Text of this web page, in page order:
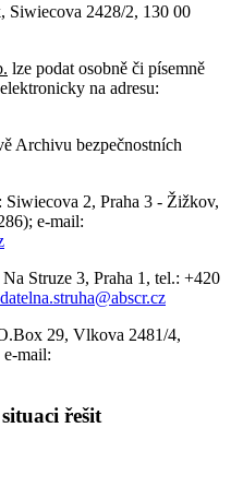
Siwiecova 2428/2, 130 00
lze podat osobně či písemně
na adresu:
Archivu bezpečnostních
Siwiecova 2, Praha 3 - Žižkov,
e-mail:
Struze 3, Praha 1, tel.: +420
29, Vlkova 2481/4,
mail:
řešit